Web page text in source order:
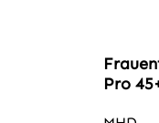
Pro